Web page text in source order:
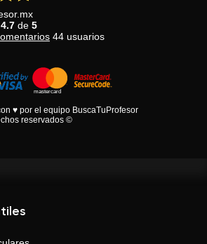
4.7 de 5
44 usuarios
♥ por el equipo BuscaTuProfesor
reservados ©